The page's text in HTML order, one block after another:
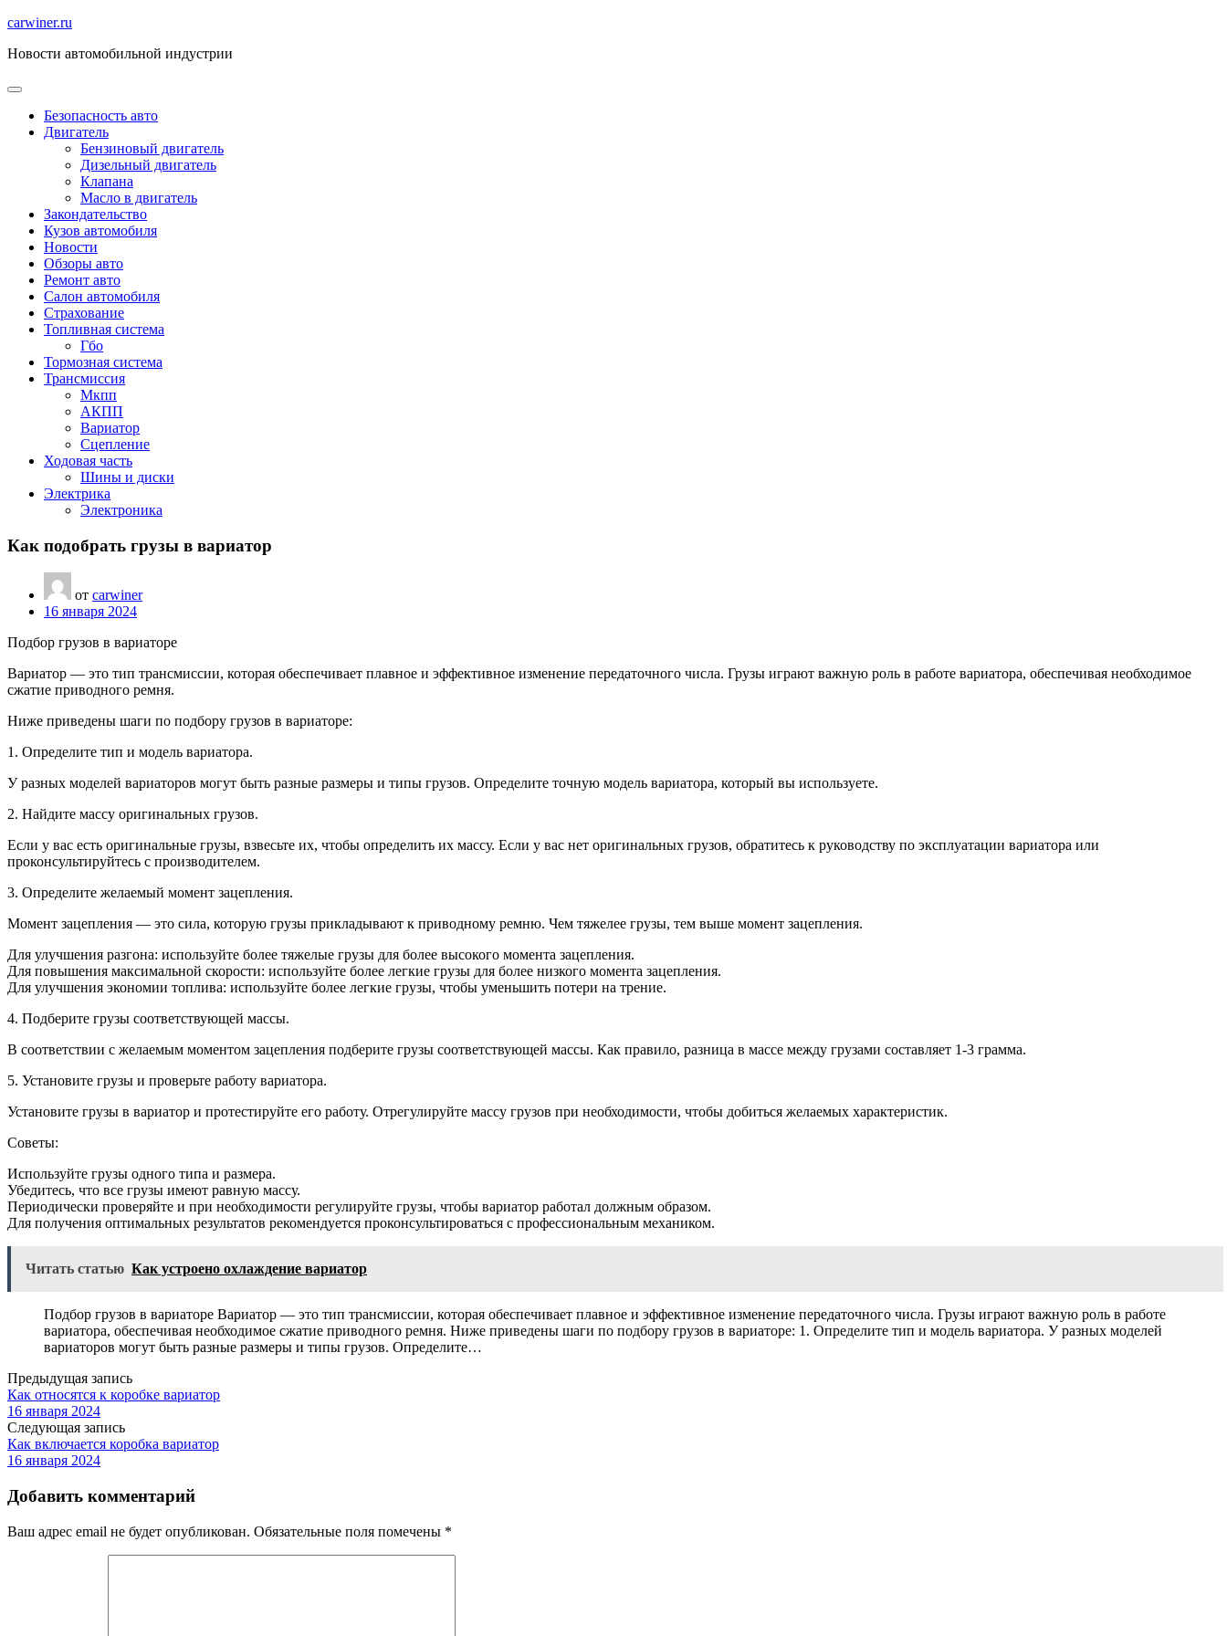
Перейти
содержимому
carwiner.ru
Новости автомобильной индустрии
Безопасность авто
Двигатель
Бензиновый двигатель
Дизельный двигатель
Клапана
Масло в двигатель
Закондательство
Кузов автомобиля
Новости
Обзоры авто
Ремонт авто
Салон автомобиля
Страхование
Топливная система
Гбо
Тормозная система
Трансмиссия
Мкпп
АКПП
Вариатор
Сцепление
Ходовая часть
Шины и диски
Электрика
Электроника
Как подобрать грузы в вариатор
от carwiner
16 января 2024
Подбор грузов в вариаторе
Вариатор — это тип трансмиссии, которая обеспечивает плавное и эффективное изменение передаточного числа. Грузы играют важную роль в работе вариатора, обеспечивая необходимое
сжатие приводного ремня.
Ниже приведены шаги по подбору грузов в вариаторе:
1. Определите тип и модель вариатора.
У разных моделей вариаторов могут быть разные размеры и типы грузов. Определите точную модель вариатора, который вы используете.
2. Найдите массу оригинальных грузов.
Если у вас есть оригинальные грузы, взвесьте их, чтобы определить их массу. Если у вас нет оригинальных грузов, обратитесь к руководству по эксплуатации вариатора или
проконсультируйтесь с производителем.
3. Определите желаемый момент зацепления.
Момент зацепления — это сила, которую грузы прикладывают к приводному ремню. Чем тяжелее грузы, тем выше момент зацепления.
Для улучшения разгона: используйте более тяжелые грузы для более высокого момента зацепления.
Для повышения максимальной скорости: используйте более легкие грузы для более низкого момента зацепления.
Для улучшения экономии топлива: используйте более легкие грузы, чтобы уменьшить потери на трение.
4. Подберите грузы соответствующей массы.
В соответствии с желаемым моментом зацепления подберите грузы соответствующей массы. Как правило, разница в массе между грузами составляет 1-3 грамма.
5. Установите грузы и проверьте работу вариатора.
Установите грузы в вариатор и протестируйте его работу. Отрегулируйте массу грузов при необходимости, чтобы добиться желаемых характеристик.
Советы:
Используйте грузы одного типа и размера.
Убедитесь, что все грузы имеют равную массу.
Периодически проверяйте и при необходимости регулируйте грузы, чтобы вариатор работал должным образом.
Для получения оптимальных результатов рекомендуется проконсультироваться с профессиональным механиком.
Читать статью Как устроено охлаждение вариатор
Подбор грузов в вариаторе Вариатор — это тип трансмиссии, которая обеспечивает плавное и эффективное изменение передаточного числа. Грузы играют важную роль в работе
вариатора, обеспечивая необходимое сжатие приводного ремня. Ниже приведены шаги по подбору грузов в вариаторе: 1. Определите тип и модель вариатора. У разных моделей
вариаторов могут быть разные размеры и типы грузов. Определите…
Предыдущая запись
Как относятся к коробке вариатор
16 января 2024
Следующая запись
Как включается коробка вариатор
16 января 2024
Добавить комментарий
Ваш адрес email не будет опубликован. Обязательные поля помечены *